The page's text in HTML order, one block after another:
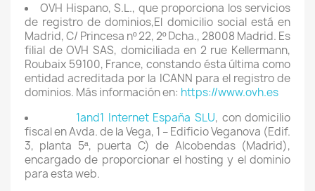
OVH Hispano, S.L., que proporciona los servicios
de registro de dominios,El domicilio social está en
Madrid, C/ Princesa nº 22, 2º Dcha., 28008 Madrid. Es
filial de OVH SAS, domiciliada en 2 rue Kellermann,
Roubaix 59100, France, constando ésta última como
entidad acreditada por la ICANN para el registro de
dominios. Más información en: https://www.ovh.es
1and1 Internet España SLU, con domicilio
fiscal en Avda. de la Vega, 1 – Edificio Veganova (Edif.
3, planta 5ª, puerta C) de Alcobendas (Madrid),
encargado de proporcionar el hosting y el dominio
para esta web.